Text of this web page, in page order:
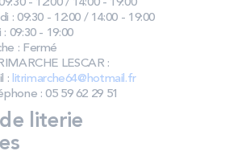
- 12:00 / 14:00 - 19:00
: 09:30 - 12:00 / 14:00 - 19:00
: 09:30 - 19:00
: Fermé
LESCAR :
: litrimarche64@hotmail.fr
: 05 59 62 29 51
literie